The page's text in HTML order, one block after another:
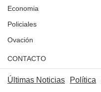
Economia
Policiales
Ovación
CONTACTO
Últimas Noticias Política